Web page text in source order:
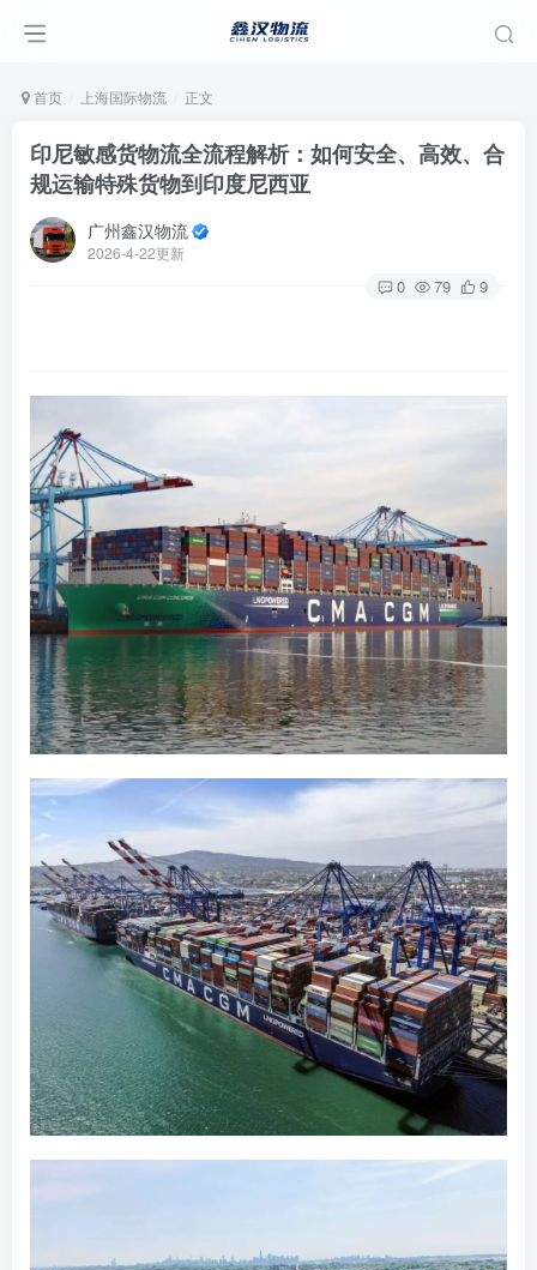
首页 上海国际物流 正文
印尼敏感货物流全流程解析：如何安全、高效、合
规运输特殊货物到印度尼西亚
广州鑫汉物流
2026-4-22更新
0 79 9